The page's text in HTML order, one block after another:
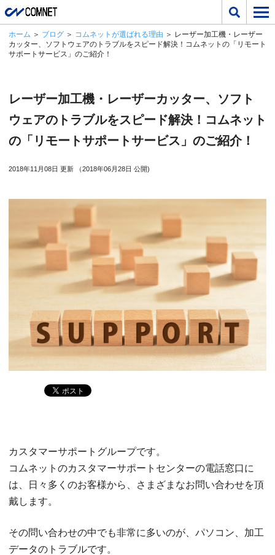
ホーム ＞ ブログ ＞ コムネットが選ばれる理由 ＞ レーザー加工機・レーザー
カッター、ソフトウェアのトラブルをスピード解決！コムネットの「リモート
サポートサービス」のご紹介！
レーザー加工機・レーザーカッター、ソフト
ウェアのトラブルをスピード解決！コムネット
の「リモートサポートサービス」のご紹介！
2018年11月08日 更新 （2018年06月28日 公開)
カスタマーサポートグループです。
コムネットのカスタマーサポートセンターの電話窓口に
は、日々多くのお客様から、さまざまなお問い合わせを頂
戴します。
その問い合わせの中でも非常に多いのが、パソコン、加工
データのトラブルです。